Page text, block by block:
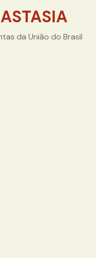
da União do Brasil